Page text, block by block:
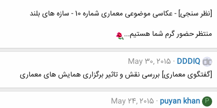
[نظر سنجی] - عکاسی موضوعی معماری شماره 10 - سازه های بلند
منتظر حضور گرم شما هستیم...
DDDIQ
May 30, 2015
[گفتگوی معماری] بررسی نقش و تاثیر برگزاری همایش های معماری
P
puyan khan
May 24, 2015